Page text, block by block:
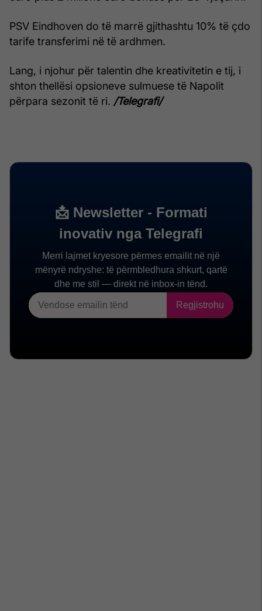
PSV Eindhoven do të marrë gjithashtu 10% të çdo
tarife transferimi në të ardhmen.
Lang, i njohur për talentin dhe kreativitetin e tij, i
shton thellësi opsioneve sulmuese të Napolit
përpara sezonit të ri. /Telegrafi/